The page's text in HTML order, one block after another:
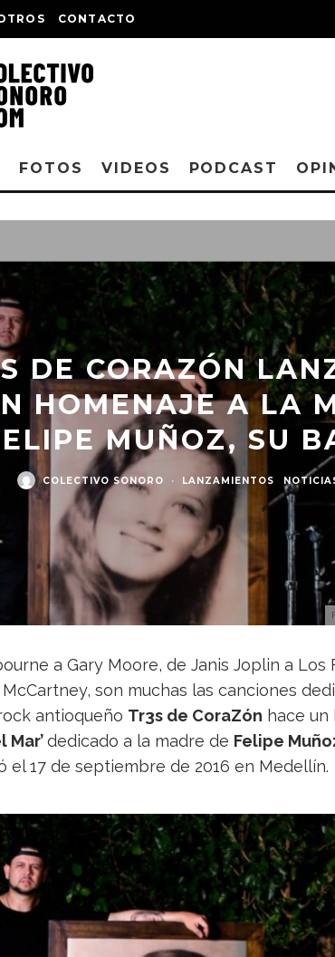
CONTACTO
FOTOS VIDEOS PODCAST
DE CORAZÓN
HOMENAJE A LA
MUÑOZ, SU
COLECTIVO SONORO · LANZAMIENTOS
a Gary Moore, de Janis Joplin a Los
McCartney, son muchas las canciones
antioqueño Tr3s de CoraZón hace un
Mar’dedicado a la madre de Felipe
el 17 de septiembre de 2016 en Medellín.